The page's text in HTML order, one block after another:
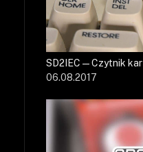
SD2IEC — Czytnik
06.08.2017